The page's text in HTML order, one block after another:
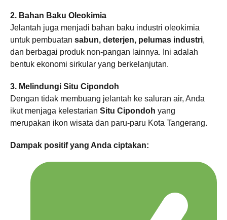
2. Bahan Baku Oleokimia
Jelantah juga menjadi bahan baku industri oleokimia
untuk pembuatan sabun, deterjen, pelumas industri,
dan berbagai produk non-pangan lainnya. Ini adalah
bentuk ekonomi sirkular yang berkelanjutan.
3. Melindungi Situ Cipondoh
Dengan tidak membuang jelantah ke saluran air, Anda
ikut menjaga kelestarian Situ Cipondoh yang
merupakan ikon wisata dan paru-paru Kota Tangerang.
Dampak positif yang Anda ciptakan: